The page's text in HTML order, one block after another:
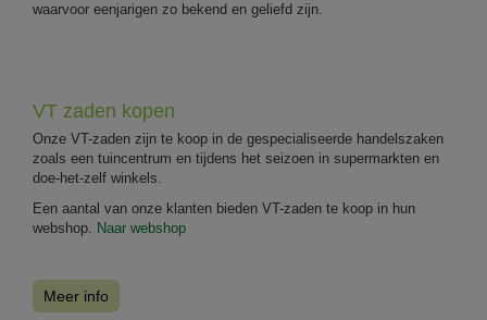
waarvoor eenjarigen zo bekend en geliefd zijn.
VT zaden kopen
Onze VT-zaden zijn te koop in de gespecialiseerde handelszaken
zoals een tuincentrum en tijdens het seizoen in supermarkten en
doe-het-zelf winkels.
Een aantal van onze klanten bieden VT-zaden te koop in hun
webshop. Naar webshop
Meer info